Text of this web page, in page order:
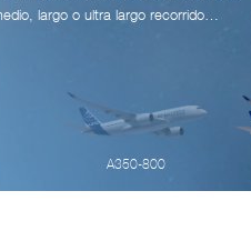
largo o ultra largo recorrido…
A350-800